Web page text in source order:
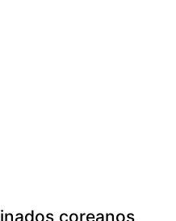
coreanos